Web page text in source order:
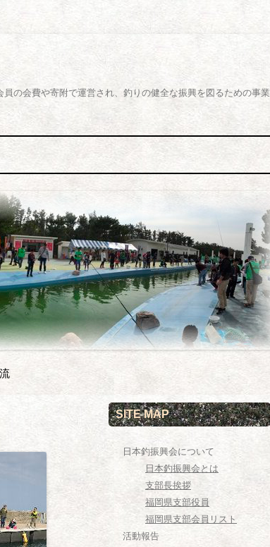
の会費や寄附で運営され、釣りの健全な振興を図るための事業
SITE MAP
日本釣振興会について
日本釣振興会とは
支部長挨拶
福岡県支部役員
福岡県支部会員リスト
活動報告